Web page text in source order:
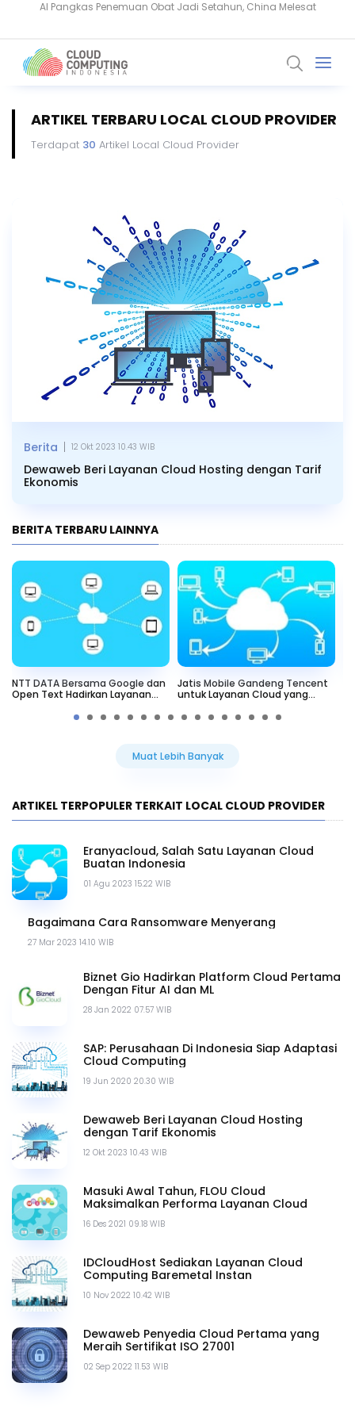
ARTIKEL TERBARU LOCAL CLOUD PROVIDER
Terdapat 30 Artikel Local Cloud Provider
Dewaweb Beri Layanan Cloud Hosting dengan Tarif
Ekonomis
Berita | 12 Okt 2023 10.43 WIB
BERITA TERBARU LAINNYA
NTT DATA Bersama Google dan
Open Text Hadirkan Layanan
Jatis Mobile Gandeng Tencent
untuk Layanan Cloud yang
Muat Lebih Banyak
ARTIKEL TERPOPULER TERKAIT LOCAL CLOUD PROVIDER
01 Agu 2023 15.22 WIB
Eranyacloud, Salah Satu Layanan Cloud
Buatan Indonesia
27 Mar 2023 14.10 WIB
Bagaimana Cara Ransomware Menyerang
28 Jan 2022 07.57 WIB
Biznet Gio Hadirkan Platform Cloud Pertama
Dengan Fitur AI dan ML
19 Jun 2020 20.30 WIB
SAP: Perusahaan Di Indonesia Siap Adaptasi
Cloud Computing
12 Okt 2023 10.43 WIB
Dewaweb Beri Layanan Cloud Hosting
dengan Tarif Ekonomis
16 Des 2021 09.18 WIB
Masuki Awal Tahun, FLOU Cloud
Maksimalkan Performa Layanan Cloud
10 Nov 2022 10.42 WIB
IDCloudHost Sediakan Layanan Cloud
Computing Baremetal Instan
02 Sep 2022 11.53 WIB
Dewaweb Penyedia Cloud Pertama yang
Meraih Sertifikat ISO 27001